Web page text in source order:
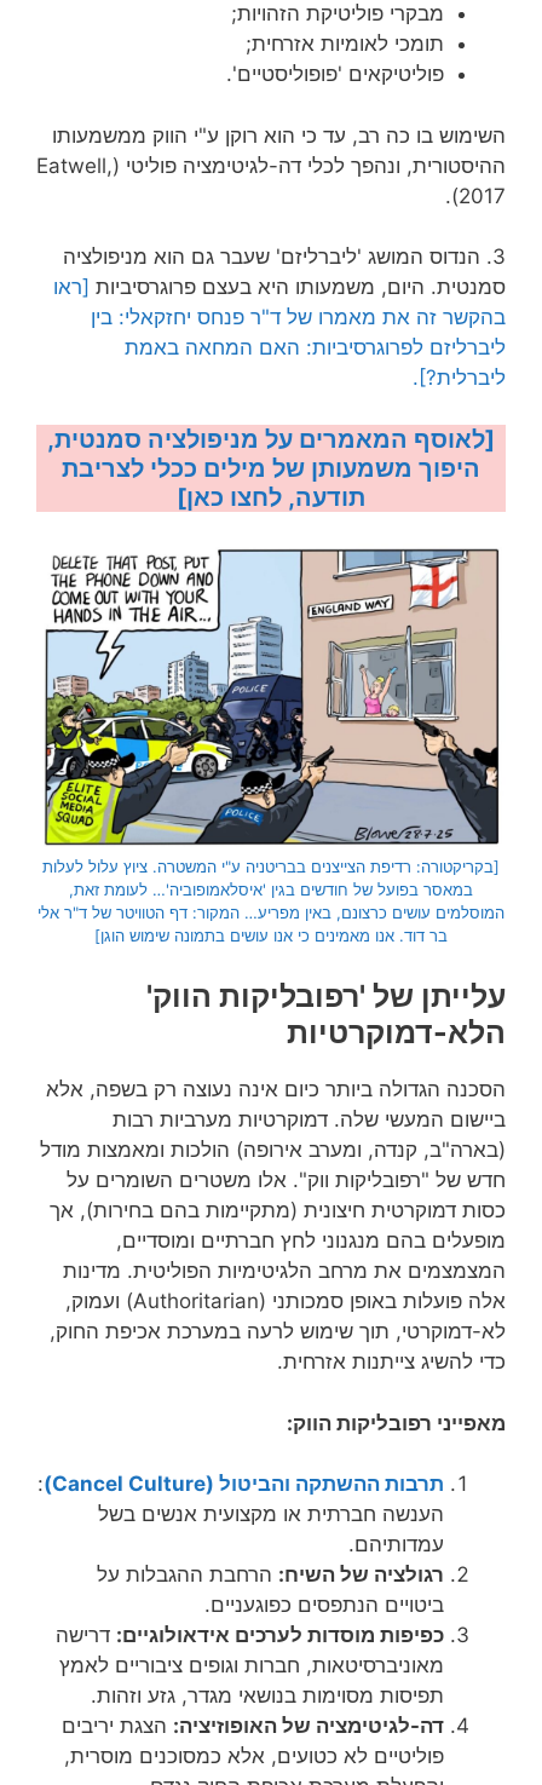
מבקרי פוליטיקת הזהויות;
תומכי לאומיות אזרחית;
פוליטיקאים 'פופוליסטיים'.
השימוש בו כה רב, עד כי הוא רוקן ע"י הווק ממשמעותו
ההיסטורית, ונהפך לכלי דה-לגיטימציה פוליטי (Eatwell,
2017).
3. הנדוס המושג 'ליברליזם' שעבר גם הוא מניפולציה
סמנטית. היום, משמעותו היא בעצם פרוגרסיביות [ראו
בהקשר זה את מאמרו של ד"ר פנחס יחזקאלי: בין
ליברליזם לפרוגרסיביות: האם המחאה באמת
ליברלית?].
[לאוסף המאמרים על מניפולציה סמנטית,
היפוך משמעותן של מילים ככלי לצריבת
תודעה, לחצו כאן]
[בקריקטורה: רדיפת הצייצנים בבריטניה ע"י המשטרה. ציוץ עלול לעלות
במאסר בפועל של חודשים בגין 'איסלאמופוביה'… לעומת זאת,
המוסלמים עושים כרצונם, באין מפריע… המקור: דף הטוויטר של ד"ר אלי
בר דוד. אנו מאמינים כי אנו עושים בתמונה שימוש הוגן]
עלייתן של 'רפובליקות הווק'
הלא-דמוקרטיות
הסכנה הגדולה ביותר כיום אינה נעוצה רק בשפה, אלא
ביישום המעשי שלה. דמוקרטיות מערביות רבות
(בארה"ב, קנדה, ומערב אירופה) הולכות ומאמצות מודל
חדש של "רפובליקות ווק". אלו משטרים השומרים על
כסות דמוקרטית חיצונית (מתקיימות בהם בחירות), אך
מופעלים בהם מנגנוני לחץ חברתיים ומוסדיים,
המצמצמים את מרחב הלגיטימיות הפוליטית. מדינות
אלה פועלות באופן סמכותני (Authoritarian) ועמוק,
לא-דמוקרטי, תוך שימוש לרעה במערכת אכיפת החוק,
כדי להשיג צייתנות אזרחית.
מאפייני רפובליקות הווק:
תרבות ההשתקה והביטול (Cancel Culture)
:
הענשה חברתית או מקצועית אנשים בשל
עמדותיהם.
רגולציה של השיח: הרחבת ההגבלות על
ביטויים הנתפסים כפוגעניים.
כפיפות מוסדות לערכים אידאולוגיים: דרישה
מאוניברסיטאות, חברות וגופים ציבוריים לאמץ
תפיסות מסוימות בנושאי מגדר, גזע וזהות.
דה-לגיטימציה של האופוזיציה: הצגת יריבים
פוליטיים לא כטועים, אלא כמסוכנים מוסרית,